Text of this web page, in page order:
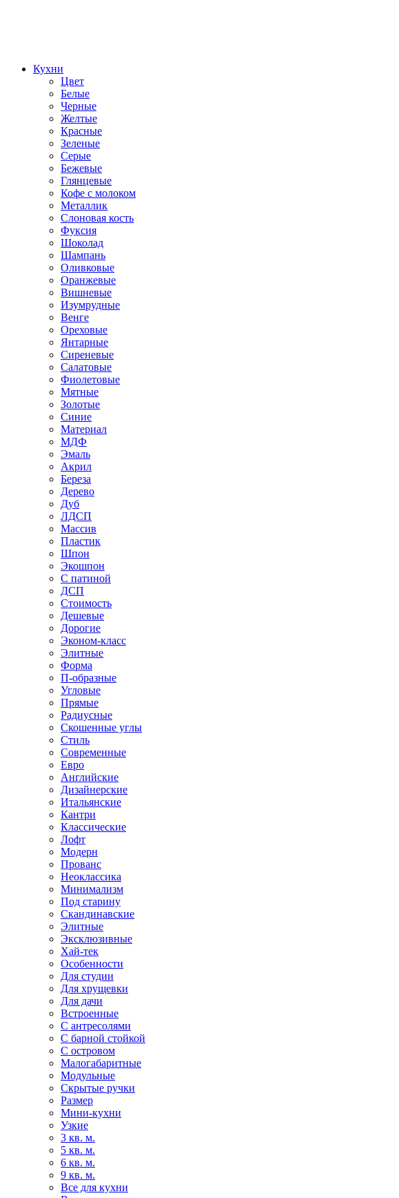
Кухни
Цвет
Белые
Черные
Желтые
Красные
Зеленые
Серые
Бежевые
Глянцевые
Кофе с молоком
Металлик
Слоновая кость
Фуксия
Шоколад
Шампань
Оливковые
Оранжевые
Вишневые
Изумрудные
Венге
Ореховые
Янтарные
Сиреневые
Салатовые
Фиолетовые
Мятные
Золотые
Синие
Материал
МДФ
Эмаль
Акрил
Береза
Дерево
Дуб
ЛДСП
Массив
Пластик
Шпон
Экошпон
С патиной
ДСП
Стоимость
Дешевые
Дорогие
Эконом-класс
Элитные
Форма
П-образные
Угловые
Прямые
Радиусные
Скошенные углы
Стиль
Современные
Евро
Английские
Дизайнерские
Итальянские
Кантри
Классические
Лофт
Модерн
Прованс
Неоклассика
Минимализм
Под старину
Скандинавские
Элитные
Эксклюзивные
Хай-тек
Особенности
Для студии
Для хрущевки
Для дачи
Встроенные
С антресолями
С барной стойкой
С островом
Малогабаритные
Модульные
Скрытые ручки
Размер
Мини-кухни
Узкие
3 кв. м.
5 кв. м.
6 кв. м.
9 кв. м.
Все для кухни